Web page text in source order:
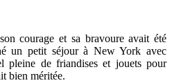
courage et sa bravoure avait été
un petit séjour à New York avec
pleine de friandises et jouets pour
bien méritée.